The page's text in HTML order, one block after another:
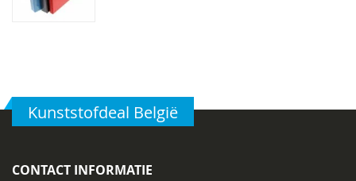
Kunststofdeal België
CONTACT INFORMATIE